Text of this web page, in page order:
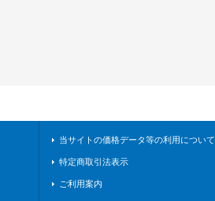
当サイトの価格データ等の利用について
特定商取引法表示
ご利用案内